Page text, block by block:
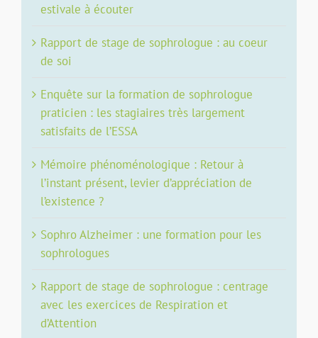
estivale à écouter
Rapport de stage de sophrologue : au coeur
de soi
Enquête sur la formation de sophrologue
praticien : les stagiaires très largement
satisfaits de l’ESSA
Mémoire phénoménologique : Retour à
l’instant présent, levier d’appréciation de
l’existence ?
Sophro Alzheimer : une formation pour les
sophrologues
Rapport de stage de sophrologue : centrage
avec les exercices de Respiration et
d’Attention